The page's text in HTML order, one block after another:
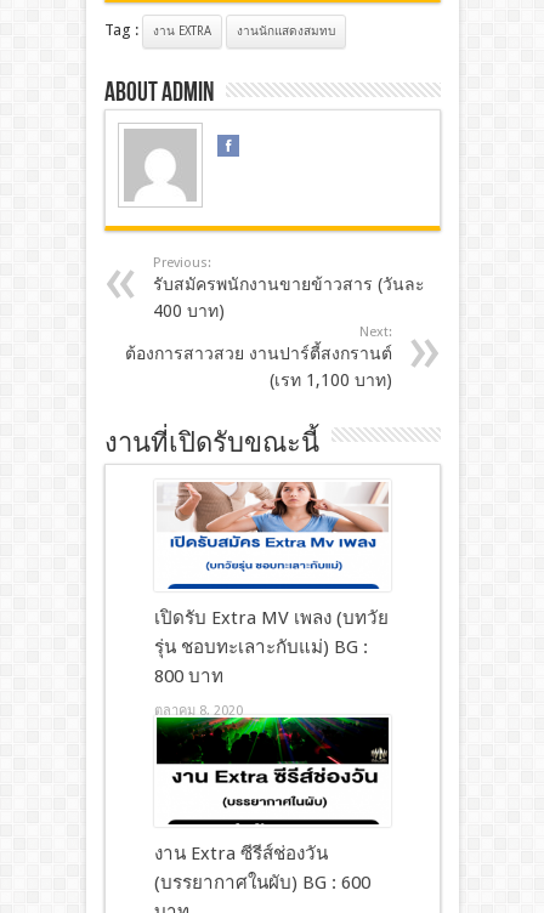
Tag : งาน EXTRA งานนักแสดงสมทบ
About admin
Previous:
รับสมัครพนักงานขายข้าวสาร (วันละ
400 บาท)
Next:
ต้องการสาวสวย งานปาร์ตี้สงกรานต์
(เรท 1,100 บาท)
งานที่เปิดรับขณะนี้
เปิดรับ Extra MV เพลง (บทวัย
รุ่น ชอบทะเลาะกับแม่) BG :
800 บาท
ตุลาคม 8, 2020
งาน Extra ซีรีส์ช่องวัน
(บรรยากาศในผับ) BG : 600